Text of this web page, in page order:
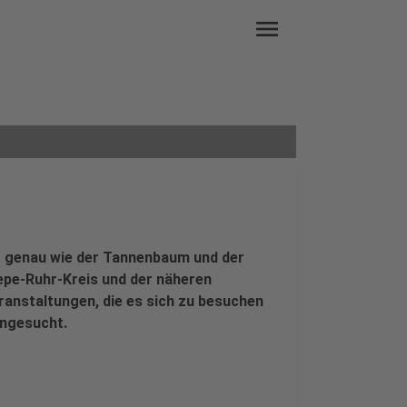
menu
wie der Tannenbaum und der
Ruhr-Kreis und der näheren
die es sich zu besuchen